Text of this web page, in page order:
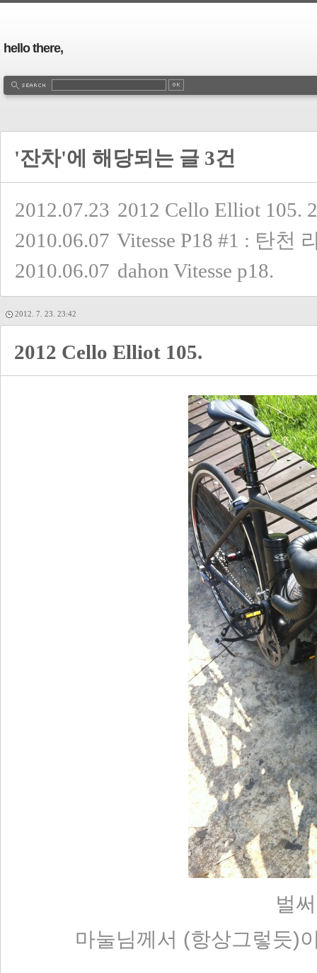
hello there,
'잔차'에 해당되는 글 3건
2012.07.23 2012 Cello Elliot 105. 2
2010.06.07 Vitesse P18 #1 : 탄천
2010.06.07 dahon Vitesse p18.
2012. 7. 23. 23:42
2012 Cello Elliot 105.
벌
마눌님께서 (항상그렇듯)